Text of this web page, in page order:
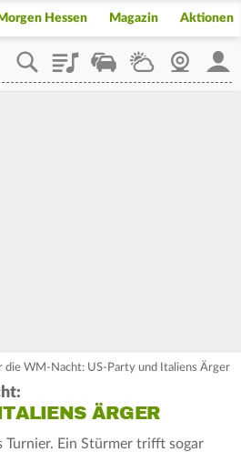
Hessen Magazin Aktionen
PlaylistStaupilotWetterWebcam
die WM-Nacht: US-Party und Italiens Ärger
ÄRGER
Turnier. Ein Stürmer trifft sogar